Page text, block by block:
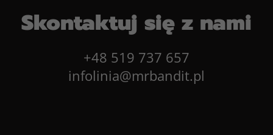
Skontaktuj się z nami
+48 519 737 657
infolinia@mrbandit.pl